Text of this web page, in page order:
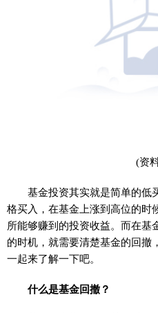
(资
基金投资其实就是简单的低
格买入，在基金上涨到高位的时
所能够赚到的投资收益。而在基
的时机，就需要清楚基金的回撤
一起来了解一下吧。
什么是基金回撤？